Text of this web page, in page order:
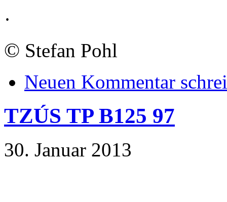
·
© Stefan Pohl
Neuen Kommentar
TZÚS TP B125 97
30. Januar 2013